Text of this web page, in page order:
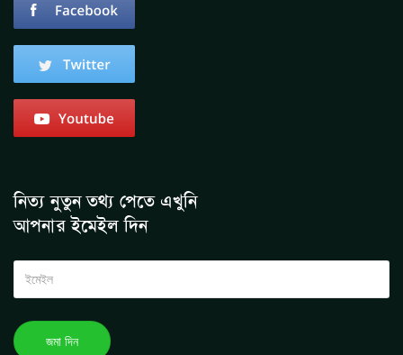
নিত্য নুতুন তথ্য পেতে এখুনি
আপনার ইমেইল দিন